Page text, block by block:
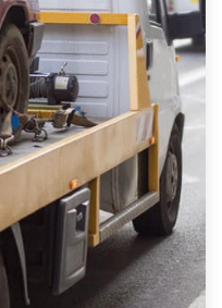
offerte
Vul uw
van auto's van
Romeo, Audi, BMW,
Honda, Hyundai,
Nissan, Opel,
Skoda, Suzuki, Tesla,